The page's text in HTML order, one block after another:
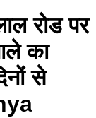
रोड पर
का
से